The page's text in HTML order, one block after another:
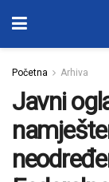
Početna Arhiva
Javni